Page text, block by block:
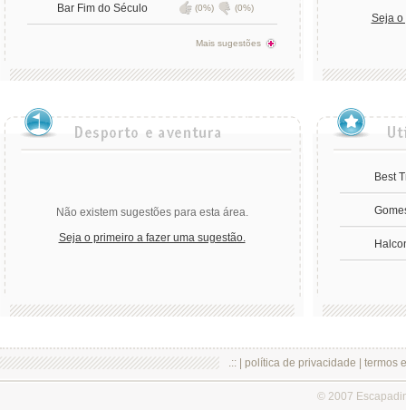
Bar Fim do Século (0%) (0%)
Mais sugestões
Seja o
Não existem sugestões para esta área.
Seja o primeiro a fazer uma sugestão.
Best
.:: | política de privacidade termos
© 2007